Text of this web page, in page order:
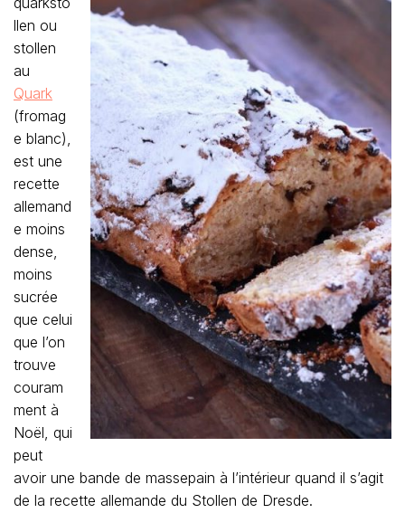
llen ou
stollen
au
Quark
(fromag
e blanc),
est une
recette
allemand
e moins
dense,
moins
sucrée
que celui
que l’on
trouve
couram
ment à
Noël, qui
peut
avoir une bande de massepain à l’intérieur quand il s’agit
de la recette allemande du Stollen de Dresde.